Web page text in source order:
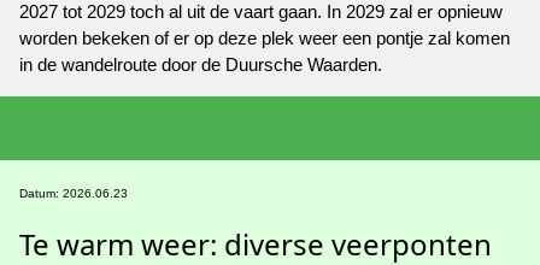
2027 tot 2029 toch al uit de vaart gaan. In 2029 zal er opnieuw
worden bekeken of er op deze plek weer een pontje zal komen
in de wandelroute door de Duursche Waarden.
Datum: 2026.06.23
Te warm weer: diverse veerponten